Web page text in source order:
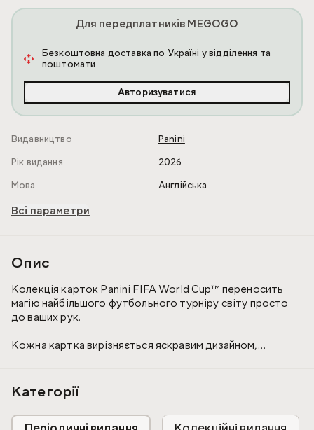
Для передплатників MEGOGO
Безкоштовна доставка по Україні у відділення та
поштомати
Авторизуватися
Видавництво
Panini
Рік видання
2026
Мова
Англійська
Всі параметри
Опис
Колекція карток Panini FIFA World Cup™ переносить
магію найбільшого футбольного турніру світу просто
до ваших рук.
Кожна картка вирізняється яскравим дизайном,
справжню подію для вболівальників і колекціонерів.
Особливі голографічні та лімітовані картки додають ще
Категорії